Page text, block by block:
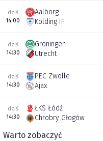
dziś
14:00
Aalborg
Kolding IF
dziś
14:30
Groningen
Utrecht
dziś
14:30
PEC Zwolle
Ajax
dziś
14:30
ŁKS Łódź
Chrobry Głogów
Warto zobaczyć